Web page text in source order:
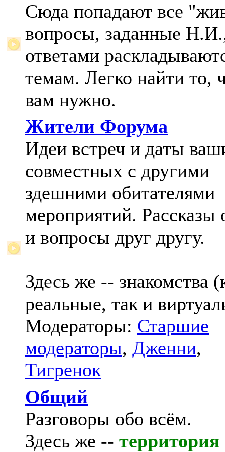
Сюда попадают все
вопросы, заданные
ответами
темам. Легко найти то,
вам нужно.
Жители Форума
Идеи встреч и даты
совместных с другими
здешними обитателями
мероприятий. Рассказы
и вопросы друг другу.
Здесь же -- знакомства
реальные, так и
Модераторы: Старшие
модераторы, Дженни,
Тигренок
Общий
Разговоры обо всём.
Здесь же -- территория